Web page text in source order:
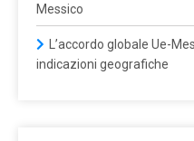
Messico
L’accordo globale Ue-
indicazioni geografiche